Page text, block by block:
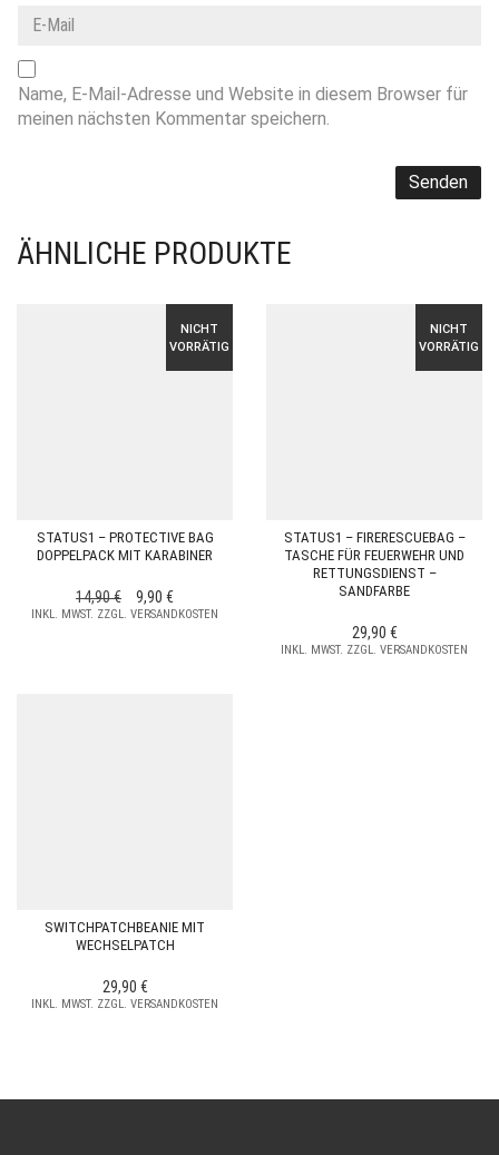
Name, E-Mail-Adresse und Website in diesem Browser für
meinen nächsten Kommentar speichern.
ÄHNLICHE PRODUKTE
NICHT
VORRÄTIG
STATUS1 – PROTECTIVE BAG
DOPPELPACK MIT KARABINER
14,90€
URSPRÜNGLICHER
PREIS
9,90 €AKTUELLER
PREIS
INKL. MWST. ZZGL. VERSANDKOSTEN
NICHT
VORRÄTIG
STATUS1 – FIRERESCUEBAG –
TASCHE FÜR FEUERWEHR UND
RETTUNGSDIENST –
SANDFARBE
29,90 €
INKL. MWST. ZZGL. VERSANDKOSTEN
SWITCHPATCHBEANIE MIT
WECHSELPATCH
29,90 €
INKL. MWST. ZZGL. VERSANDKOSTEN